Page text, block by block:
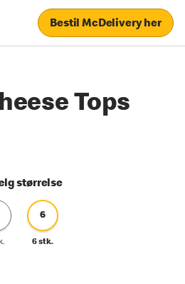
Bestil McDelivery her
Tops
størrelse
6
6 stk.